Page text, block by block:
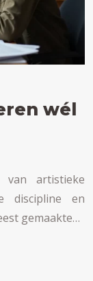
wél
artistieke
discipline en
gemaakte…